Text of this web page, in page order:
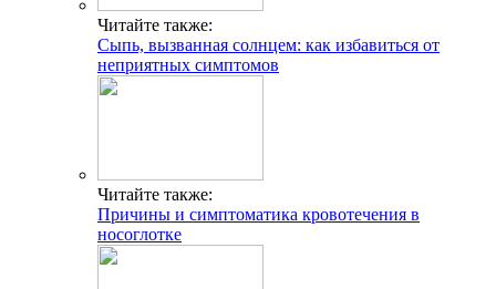
Читайте также:
Сыпь, вызванная солнцем: как избавиться от
неприятных симптомов
Читайте также:
Причины и симптоматика кровотечения в
носоглотке